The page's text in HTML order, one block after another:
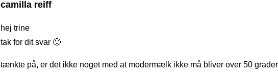
camilla reiff
hej trine
tak for dit svar 🙂
tænkte på, er det ikke noget med at modermælk ikke må bliver over 50